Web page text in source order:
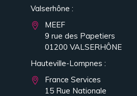
Valserhône :
MEEF
9 rue des Papetiers
01200 VALSERHÔNE
Hauteville-Lompnes :
France Services
15 Rue Nationale